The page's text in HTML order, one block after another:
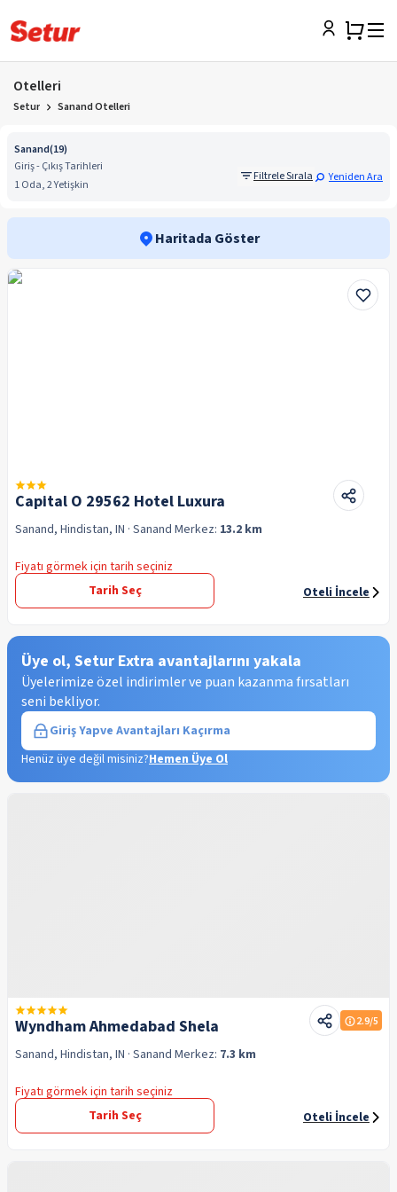
Otelleri
Setur Sanand Otelleri
Sanand(19)
Giriş - Çıkış Tarihleri
1 Oda, 2 Yetişkin
Filtrele Sırala Yeniden Ara
Haritada Göster
Capital O 29562 Hotel Luxura
Sanand, Hindistan, IN · Sanand Merkez: 13.2 km
Fiyatı görmek için tarih seçiniz
Tarih Seç
Oteli İncele
Üye ol, Setur Extra avantajlarını yakala
Üyelerimize özel indirimler ve puan kazanma fırsatları
seni bekliyor.
Giriş Yapve Avantajları Kaçırma
Henüz üye değil misiniz?Hemen Üye Ol
Wyndham Ahmedabad Shela 2.9/5
Sanand, Hindistan, IN · Sanand Merkez: 7.3 km
Fiyatı görmek için tarih seçiniz
Tarih Seç
Oteli İncele